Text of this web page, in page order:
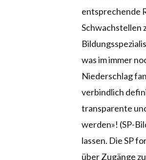
entsprechende
Schwachstellen
was im immer
Niederschlag
verbindlich
transparente
werden»! (SP-
lassen. Die SP
über Zugänge